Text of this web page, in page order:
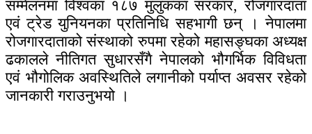
सम्मेलनमा विश्वका १८७ मुलुकका सरकार, रोजगारदाता
एवं ट्रेड युनियनका प्रतिनिधि सहभागी छन् । नेपालमा
रोजगारदाताको संस्थाको रुपमा रहेको महासङ्घका अध्यक्ष
ढकालले नीतिगत सुधारसँगै नेपालको भौगर्भिक विविधता
एवं भौगोलिक अवस्थितिले लगानीको पर्याप्त अवसर रहेको
जानकारी गराउनुभयो ।